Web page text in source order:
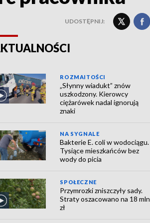
UDOSTĘPNIJ:
ROZMAITOŚCI
„Słynny wiadukt” znów
uszkodzony. Kierowcy
ciężarówek nadal ignorują
znaki
NA SYGNALE
Bakterie E. coli w wodociągu.
Tysiące mieszkańców bez
wody do picia
SPOŁECZNE
Przymrozki zniszczyły sady.
Straty oszacowano na 18 mln
zł